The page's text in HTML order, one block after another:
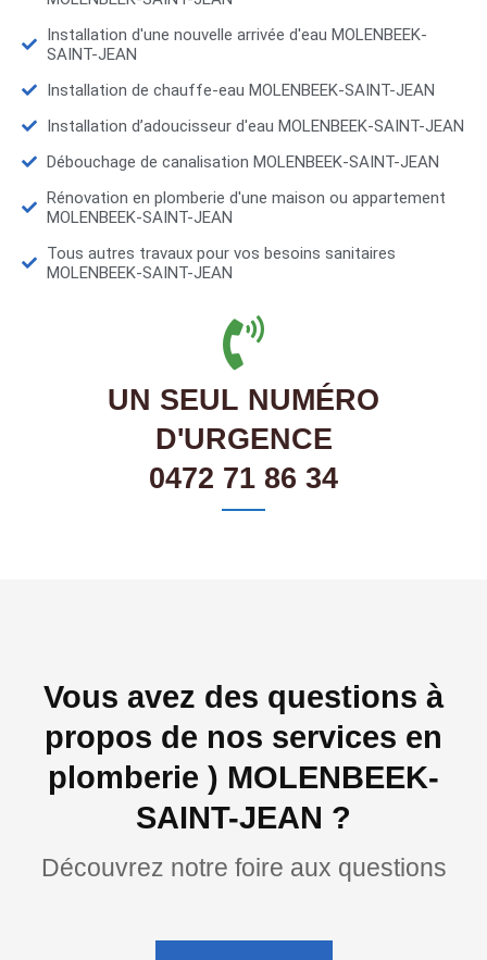
Installation d'une nouvelle arrivée d'eau MOLENBEEK-
SAINT-JEAN
Installation de chauffe-eau MOLENBEEK-SAINT-JEAN
Installation d’adoucisseur d'eau MOLENBEEK-SAINT-JEAN
Débouchage de canalisation MOLENBEEK-SAINT-JEAN
Rénovation en plomberie d'une maison ou appartement
MOLENBEEK-SAINT-JEAN
Tous autres travaux pour vos besoins sanitaires
MOLENBEEK-SAINT-JEAN
UN SEUL NUMÉRO
D'URGENCE
0472 71 86 34
Vous avez des questions à
propos de nos services en
plomberie ) MOLENBEEK-
SAINT-JEAN ?
Découvrez notre foire aux questions